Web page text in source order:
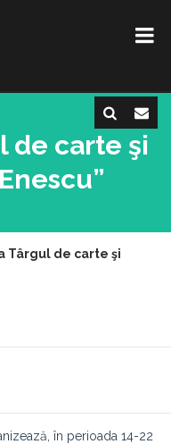
de carte şi
Târgul de carte şi
în perioada 14-22